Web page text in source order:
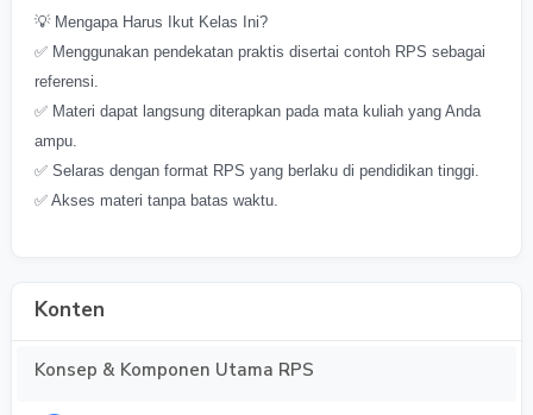
💡 Mengapa Harus Ikut Kelas Ini?
✅ Menggunakan pendekatan praktis disertai contoh RPS sebagai
referensi.
✅ Materi dapat langsung diterapkan pada mata kuliah yang Anda
ampu.
✅ Selaras dengan format RPS yang berlaku di pendidikan tinggi.
✅ Akses materi tanpa batas waktu.
Konten
Konsep & Komponen Utama RPS